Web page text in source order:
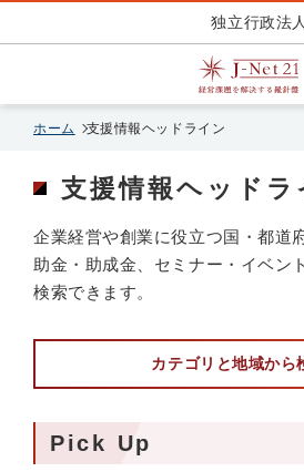
独立行政法
ホーム 支援情報ヘッドライン
支援情報ヘッドラ
企業経営や創業に役立つ国・都道
助金・助成金、セミナー・イベン
検索できます。
カテゴリと地域から
Pick Up